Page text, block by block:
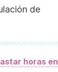
de
horas en